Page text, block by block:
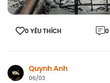
0 YÊU THÍCH 0
Quynh Anh
06/03